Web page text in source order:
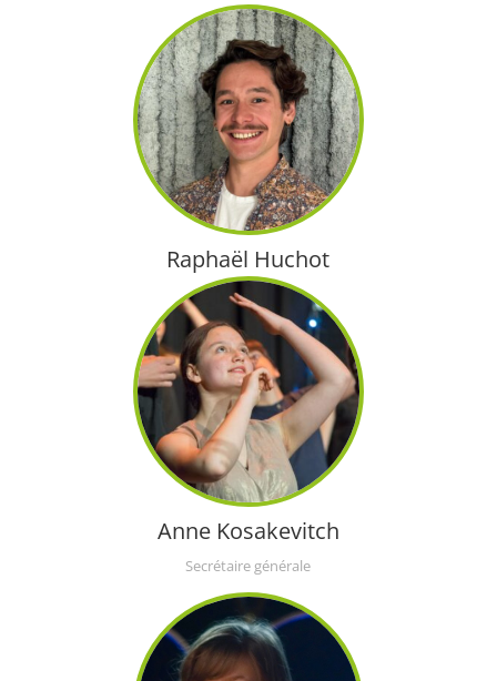
Raphaël Huchot
Coordination
Anne Kosakevitch
Secrétaire générale